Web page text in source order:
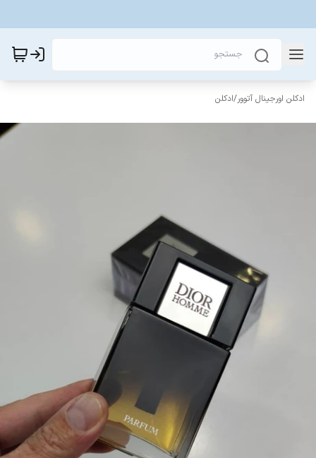
ادکلن اورجینال آتوور/ادکلن